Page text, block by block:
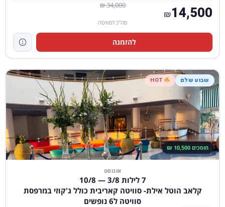
34,000 ₪ 14,500
₪
סה"כ לסוויטה
להזמנה
שבוע שלם
חוסכים 10,500 ₪
אוגוסט
7 לילות 3/8 — 10/8
קלאב הוטל אילת- סוויטה קאריבית כולל ג'קוזי במרפסת
סוויטה ל6 נופשים